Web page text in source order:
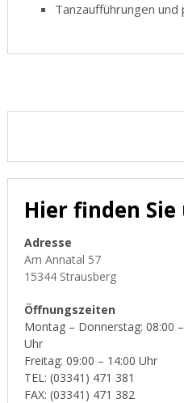
Tanzaufführungen und
Hier finden Sie
Adresse
Am Annatal 57
15344 Strausberg
Öffnungszeiten
Montag – Donnerstag: 08:00
Uhr
Freitag: 09:00 – 14:00 Uhr
TEL: (03341) 471 381
FAX: (03341) 471 382